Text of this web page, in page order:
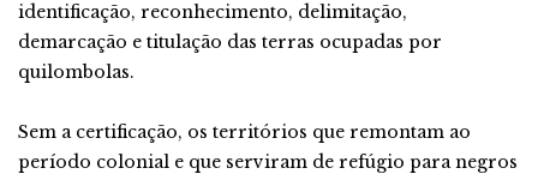
identificação, reconhecimento, delimitação,
demarcação e titulação das terras ocupadas por
quilombolas.
Sem a certificação, os territórios que remontam ao
período colonial e que serviram de refúgio para negros